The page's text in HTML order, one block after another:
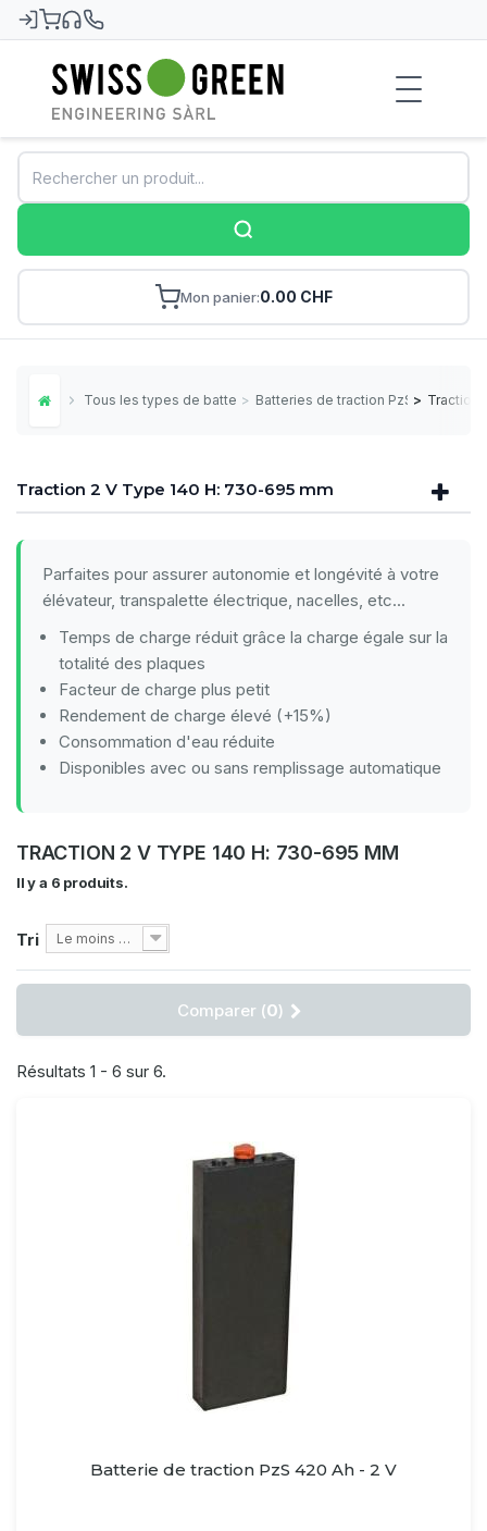
Swiss-Green
Mon panier 0.00 CHF
Home Tous les types de batteries
> Batteries de traction PzS > Traction
Traction 2 V Type 140 H: 730-695 mm
Parfaites pour assurer autonomie et longévité à votre
élévateur, transpalette électrique, nacelles, etc...
Temps de charge réduit grâce la charge égale sur la
totalité des plaques
Facteur de charge plus petit
Rendement de charge élevé (+15%)
Consommation d'eau réduite
Disponibles avec ou sans remplissage automatique
TRACTION 2 V TYPE 140 H: 730-695 MM
Il y a 6 produits.
Tri Le moins cher
Comparer (0)
Résultats 1 - 6 sur 6.
Batterie de traction PzS 420 Ah - 2 V